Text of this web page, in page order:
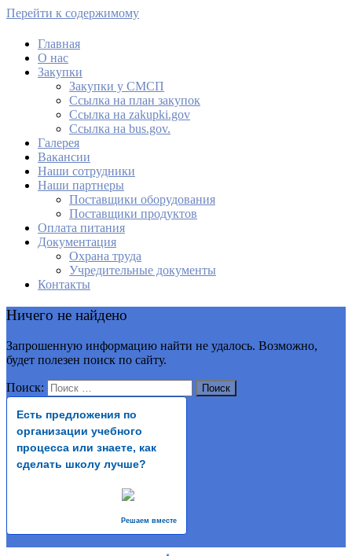
Перейти к содержимому
МАУ Комбинат питания
Главная
О нас
Закупки
Закупки у СМСП
Cсылка на план закупок
Cсылка на zakupki.gov
Ссылка на bus.gov.
Галерея
Вакансии
Наши сотрудники
Наши партнеры
Поставщики оборудования
Поставщики продуктов
Оплата питания
Документация
Охрана труда
Учредительные документы
Контакты
Ничего не найдено
Запрошенную информацию найти не удалось. Возможно,
будет полезен поиск по сайту.
Поиск:
Есть предложения по
организации учебного
процесса или знаете, как
сделать школу лучше?
Решаем вместе